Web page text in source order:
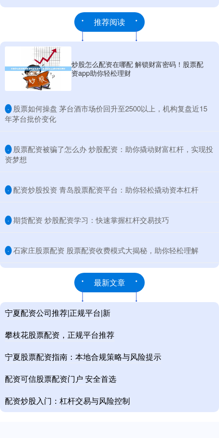
推荐阅读
炒股怎么配资在哪配 解锁财富密码！股票配
资app助你轻松理财
· ​股票如何操盘 茅台酒市场价回升至2500以上，机构复盘近15
年茅台批价变化
· ​股票配资被骗了怎么办 炒股配资：助你撬动财富杠杆，实现投
资梦想
· ​配资炒股投资 青岛股票配资平台：助你轻松撬动资本杠杆
· ​期货配资 炒股配资学习：快速掌握杠杆交易技巧
· ​石家庄股票配资 股票配资收费模式大揭秘，助你轻松理解
最新文章
宁夏配资公司推荐|正规平台|新
攀枝花股票配资，正规平台推荐
宁夏股票配资指南：本地合规策略与风险提示
配资可信股票配资门户 安全首选
配资炒股入门：杠杆交易与风险控制